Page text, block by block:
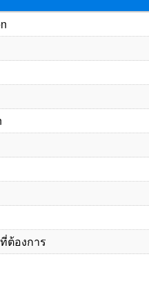
ต้องการ